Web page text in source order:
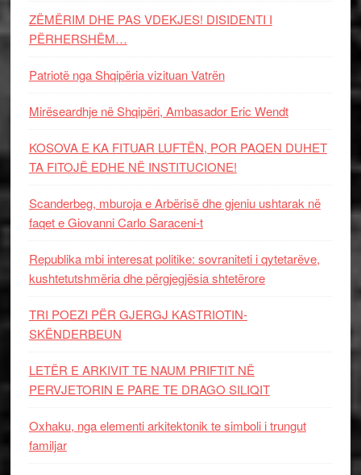
ZËMËRIM DHE PAS VDEKJES! DISIDENTI I
PËRHERSHËM…
Patriotë nga Shqipëria vizituan Vatrën
Mirëseardhje në Shqipëri, Ambasador Eric Wendt
KOSOVA E KA FITUAR LUFTËN, POR PAQEN DUHET
TA FITOJË EDHE NË INSTITUCIONE!
Scanderbeg, mburoja e Arbërisë dhe gjeniu ushtarak në
faqet e Giovanni Carlo Saraceni-t
Republika mbi interesat politike: sovraniteti i qytetarëve,
kushtetutshmëria dhe përgjegjësia shtetërore
TRI POEZI PËR GJERGJ KASTRIOTIN-
SKËNDERBEUN
LETËR E ARKIVIT TE NAUM PRIFTIT NË
PERVJETORIN E PARE TE DRAGO SILIQIT
Oxhaku, nga elementi arkitektonik te simboli i trungut
familjar